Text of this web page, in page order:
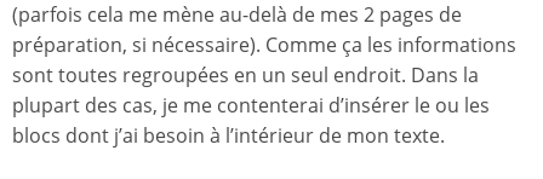
(parfois cela me mène au-delà de mes 2 pages de
préparation, si nécessaire). Comme ça les informations
sont toutes regroupées en un seul endroit. Dans la
plupart des cas, je me contenterai d’insérer le ou les
blocs dont j’ai besoin à l’intérieur de mon texte.